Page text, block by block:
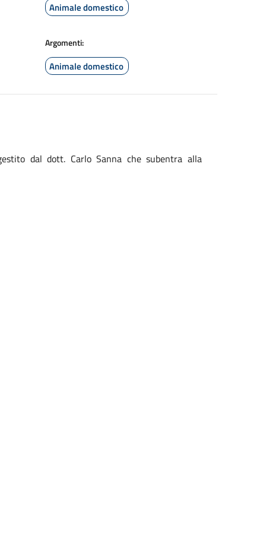
Animale domestico
Argomenti:
Animale domestico
dal dott. Carlo Sanna che subentra alla